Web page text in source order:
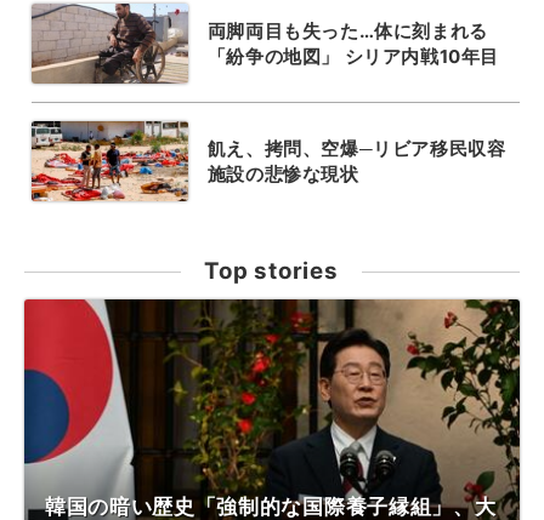
両脚両目も失った…体に刻まれる
「紛争の地図」 シリア内戦10年目
飢え、拷問、空爆─リビア移民収容
施設の悲惨な現状
Top stories
韓国の暗い歴史「強制的な国際養子縁組」、大